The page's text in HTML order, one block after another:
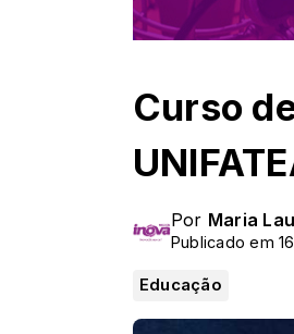
Curso
Por Maria
Publicado em
Educação